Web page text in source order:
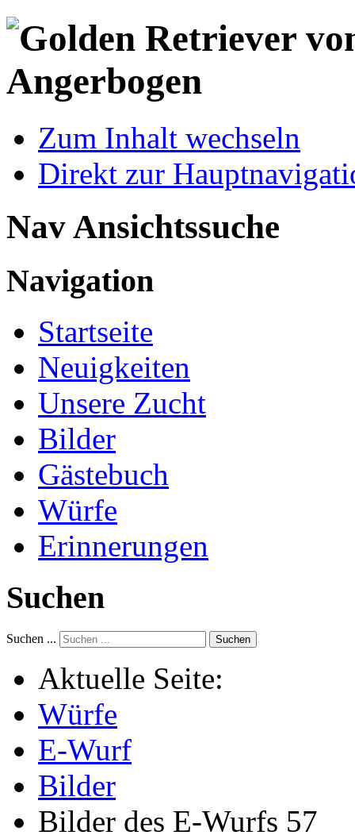
Zum Inhalt wechseln
Direkt zur
Nav Ansichtssuche
Navigation
Startseite
Neuigkeiten
Unsere Zucht
Bilder
Gästebuch
Würfe
Erinnerungen
Suchen
Suchen ... Suchen
Aktuelle Seite:
Würfe
E-Wurf
Bilder
Bilder des E-Wurfs 57